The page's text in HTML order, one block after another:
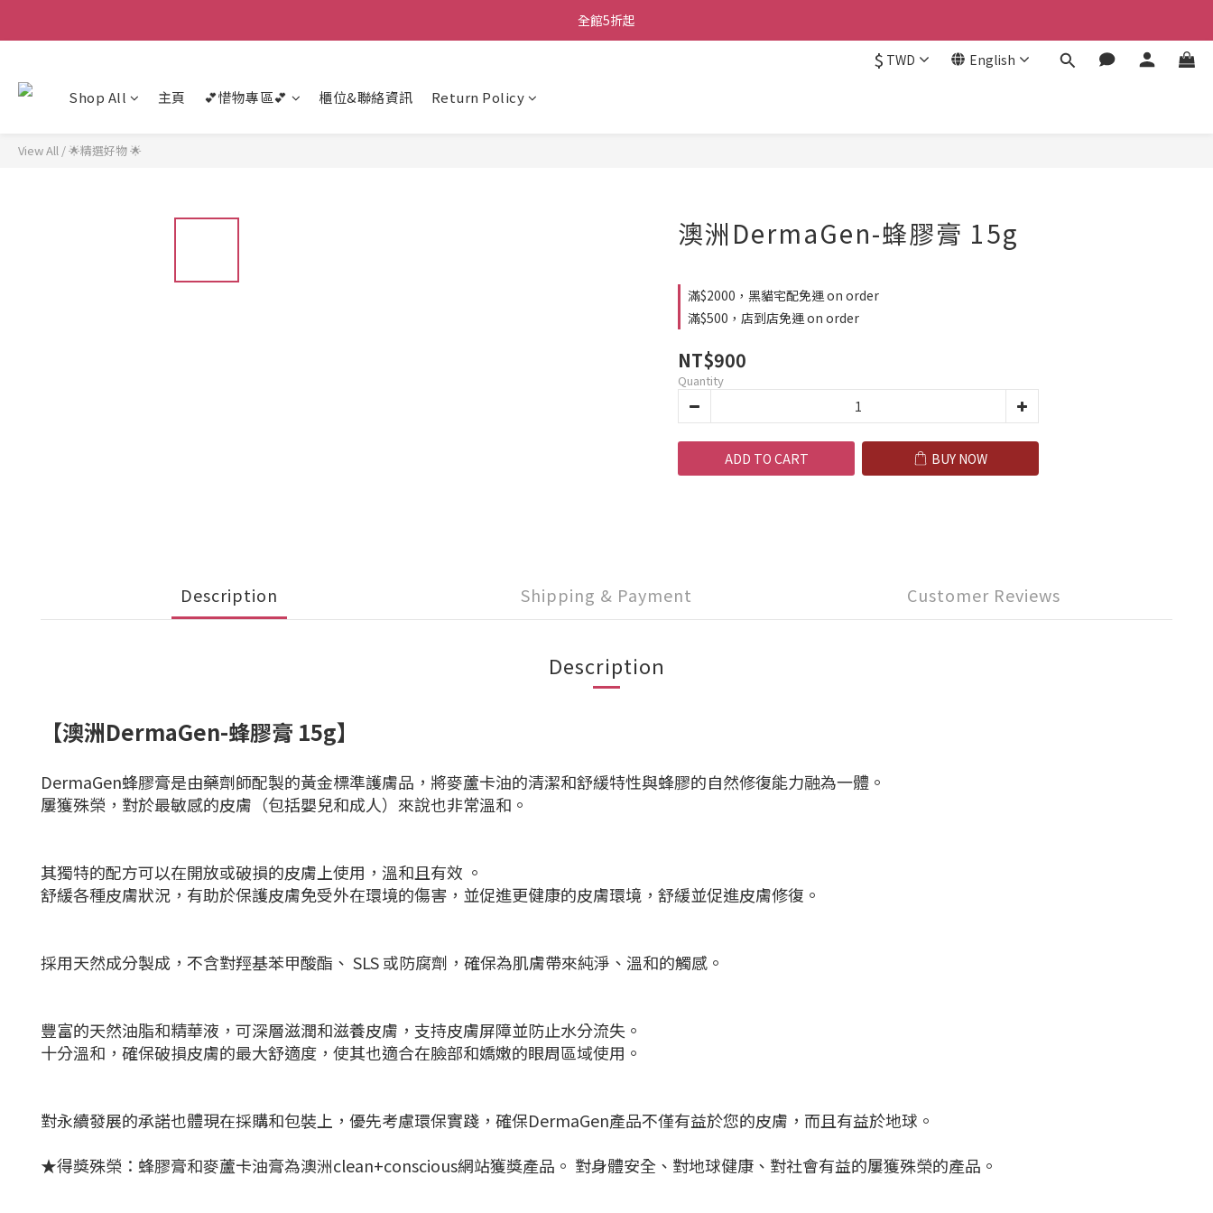
全館5折起
$ TWD English
Shop All 主頁 💕惜物專區💕 櫃位&聯絡資訊 Return Policy
View All /🌟精選好物 🌟
澳洲DermaGen-蜂膠膏 15g
滿$2000，黑貓宅配免運 on order
滿$500，店到店免運 on order
NT$900
Quantity
ADD TO CART BUY NOW
Description Shipping & Payment Customer Reviews
Description
【澳洲DermaGen-蜂膠膏 15g】
DermaGen蜂膠膏是由藥劑師配製的黃金標準護膚品，將麥蘆卡油的清潔和舒緩特性與蜂膠的自然修復能力融為一體。
屢獲殊榮，對於最敏感的皮膚（包括嬰兒和成人）來說也非常溫和。
其獨特的配方可以在開放或破損的皮膚上使用，溫和且有效 。
舒緩各種皮膚狀況，有助於保護皮膚免受外在環境的傷害，並促進更健康的皮膚環境，舒緩並促進皮膚修復。
採用天然成分製成，不含對羥基苯甲酸酯、 SLS 或防腐劑，確保為肌膚帶來純淨、溫和的觸感。
豐富的天然油脂和精華液，可深層滋潤和滋養皮膚，支持皮膚屏障並防止水分流失。
十分溫和，確保破損皮膚的最大舒適度，使其也適合在臉部和嬌嫩的眼周區域使用。
對永續發展的承諾也體現在採購和包裝上，優先考慮環保實踐，確保DermaGen產品不僅有益於您的皮膚，而且有益於地球。
★得獎殊榮：蜂膠膏和麥蘆卡油膏為澳洲clean+conscious網站獲獎產品。 對身體安全、對地球健康、對社會有益的屢獲殊榮的產品。